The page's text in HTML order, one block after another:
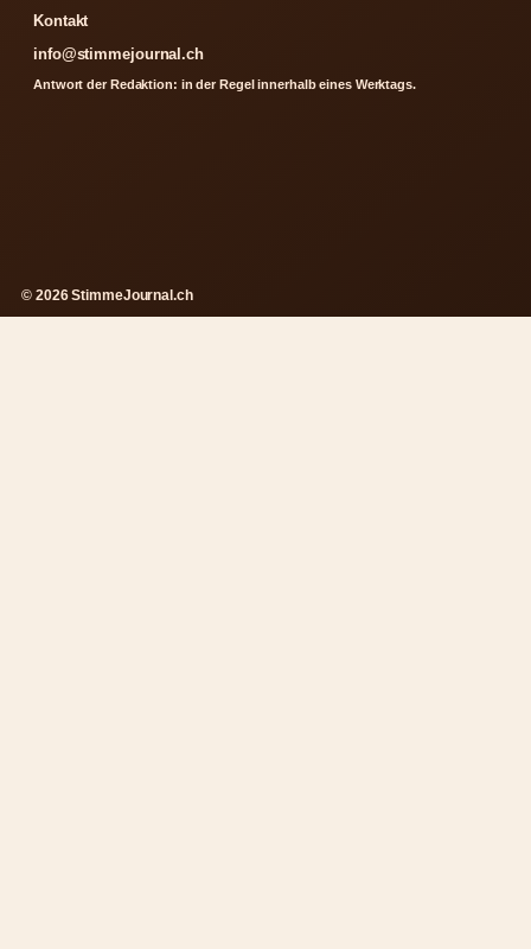
Kontakt
info@stimmejournal.ch
Antwort der Redaktion: in der Regel innerhalb eines Werktags.
© 2026 StimmeJournal.ch